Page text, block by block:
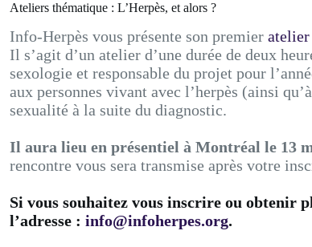
Ateliers thématique : L’Herpès, et alors ?
Info-Herpès vous présente son premier atelier
Il s’agit d’un atelier d’une durée de deux
sexologie et responsable du projet pour
aux personnes vivant avec l’herpès (ainsi
sexualité à la suite du diagnostic.
Il aura lieu en présentiel à Montréal le 13
rencontre vous sera transmise après votre
Si vous souhaitez vous inscrire ou obtenir
l’adresse : info@infoherpes.org.